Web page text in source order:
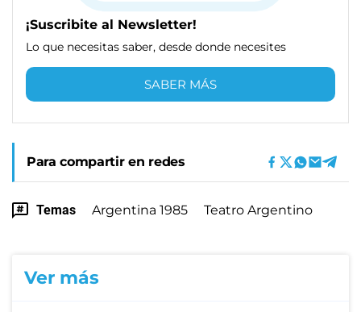
¡Suscribite al Newsletter!
Lo que necesitas saber, desde donde necesites
SABER MÁS
Para compartir en redes
Temas Argentina 1985 Teatro Argentino
Ver más